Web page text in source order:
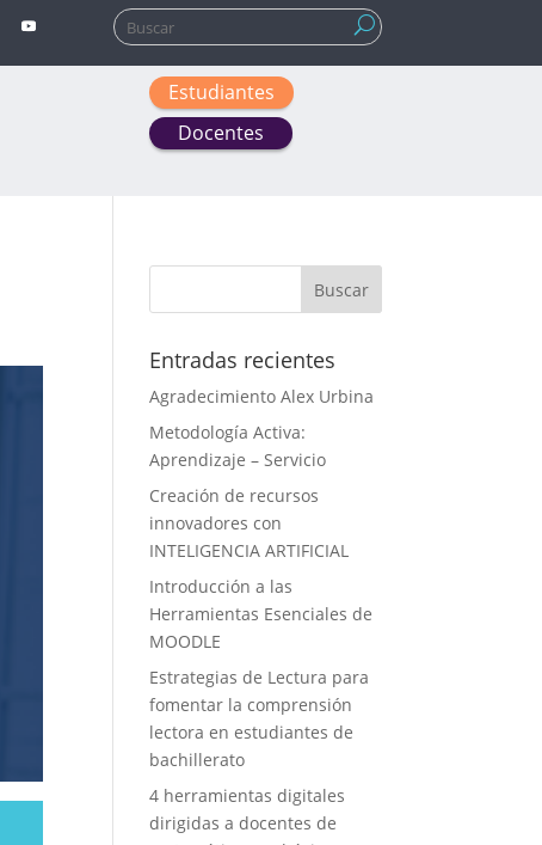
Buscar:
Estudiantes
Docentes
Entradas recientes
Agradecimiento Alex Urbina
Metodología Activa:
Aprendizaje – Servicio
Creación de recursos
innovadores con
INTELIGENCIA ARTIFICIAL
Introducción a las
Herramientas Esenciales de
MOODLE
Estrategias de Lectura para
fomentar la comprensión
lectora en estudiantes de
bachillerato
4 herramientas digitales
dirigidas a docentes de